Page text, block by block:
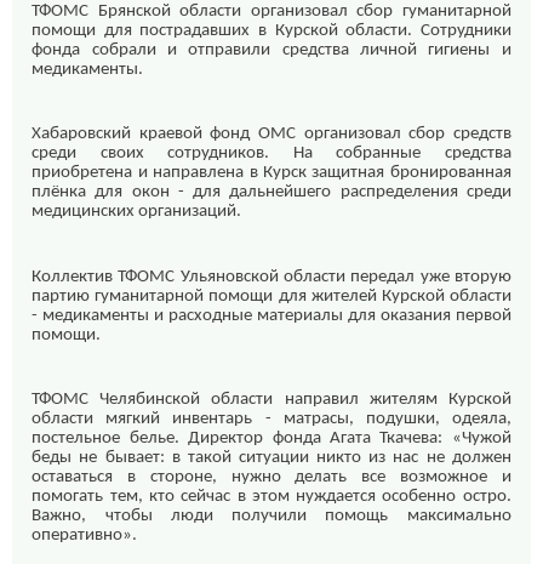
ТФОМС Брянской области организовал сбор гуманитарной
помощи для пострадавших в Курской области. Сотрудники
фонда собрали и отправили средства личной гигиены и
медикаменты.
Хабаровский краевой фонд ОМС организовал сбор средств
среди своих сотрудников. На собранные средства
приобретена и направлена в Курск защитная бронированная
плёнка для окон - для дальнейшего распределения среди
медицинских организаций.
Коллектив ТФОМС Ульяновской области передал уже вторую
партию гуманитарной помощи для жителей Курской области
- медикаменты и расходные материалы для оказания первой
помощи.
ТФОМС Челябинской области направил жителям Курской
области мягкий инвентарь - матрасы, подушки, одеяла,
постельное белье. Директор фонда Агата Ткачева: «Чужой
беды не бывает: в такой ситуации никто из нас не должен
оставаться в стороне, нужно делать все возможное и
помогать тем, кто сейчас в этом нуждается особенно остро.
Важно, чтобы люди получили помощь максимально
оперативно».